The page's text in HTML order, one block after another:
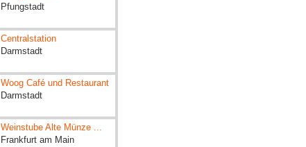
Pfungstadt
Centralstation
Darmstadt
Woog Café und Restaurant
Darmstadt
Weinstube Alte Münze ...
Frankfurt am Main